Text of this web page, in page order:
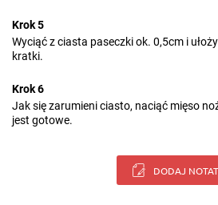
Krok 5
Wyciąć z ciasta paseczki ok. 0,5cm i
kratki.
Krok 6
Jak się zarumieni ciasto, naciąć mięso
jest gotowe.
DODAJ